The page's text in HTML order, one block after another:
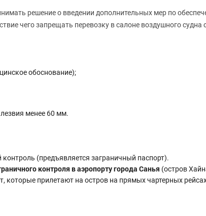
решение о введении дополнительных мер по
чего запрещать перевозку в салоне воздушного
обоснование);
менее 60 мм.
(предъявляется заграничный паспорт).
контроля в аэропорту города Санья (остров
которые прилетают на остров на прямых чартерных